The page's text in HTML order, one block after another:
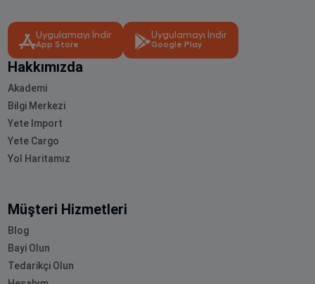
Uygulamayı İndir
App Store
Uygulamayı İndir
Google Play
Hakkımızda
Akademi
Bilgi Merkezi
Yete Import
Yete Cargo
Yol Haritamız
Müşteri Hizmetleri
Blog
Bayi Olun
Tedarikçi Olun